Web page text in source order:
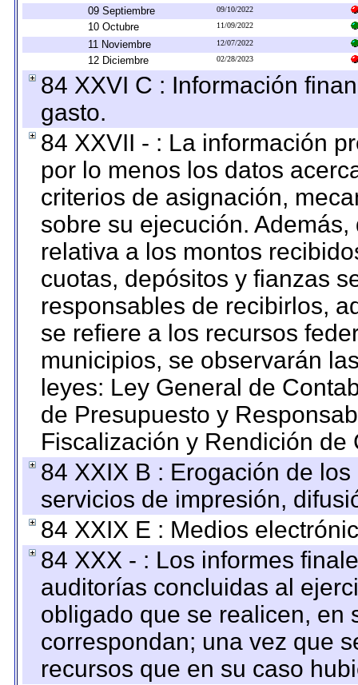
09 Septiembre 09/10/2022
10 Octubre 11/09/2022
11 Noviembre 12/07/2022
12 Diciembre 02/28/2023
84 XXVI C : Información
gasto.
84 XXVII - : La información
por lo menos los datos
criterios de asignación,
sobre su ejecución.
relativa a los montos
cuotas, depósitos y fianzas
responsables de recibirlos,
se refiere a los recursos
municipios, se observarán
leyes: Ley General de
de Presupuesto y
Fiscalización y Rendición
84 XXIX B : Erogación de
servicios de impresión,
84 XXIX E : Medios
84 XXX - : Los informes
auditorías concluidas al
obligado que se realicen, en
correspondan; una vez que
recursos que en su caso